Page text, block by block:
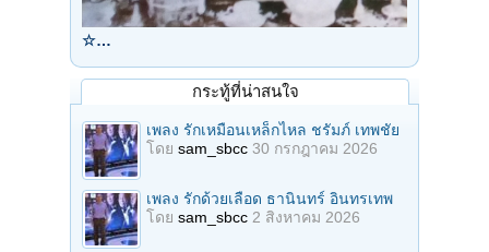
☆…
กระทู้ที่น่าสนใจ
เพลง รักเหมือนเหล็กไหล ชรัมภ์ เทพชัย
โดย sam_sbcc 30 กรกฎาคม 2026
เพลง รักด้วยเลือด ธานินทร์ อินทรเทพ
โดย sam_sbcc 2 สิงหาคม 2026